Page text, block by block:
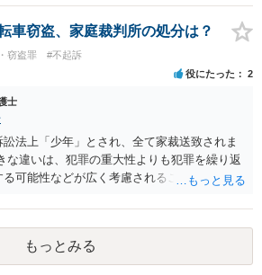
大切です。また、自治会館の管理者に対
用目的を事前に正確に伝えて了解を得てお
車窃盗、家庭裁判所の処分は？
窃盗罪 #不起訴
役にたった 2
士
法上「少年」とされ、全て家裁送致されま
な違いは、犯罪の重大性よりも犯罪を繰り返
可能性などが広く考慮されることです。 そ
なくとも、不良交友等が原因で、保護観察
もあります。 本件生活状況が分かりません
がしにくいのですが、通常初犯の自転車窃盗
、審判不開始か不処分となる可能性はあり
もっとみる